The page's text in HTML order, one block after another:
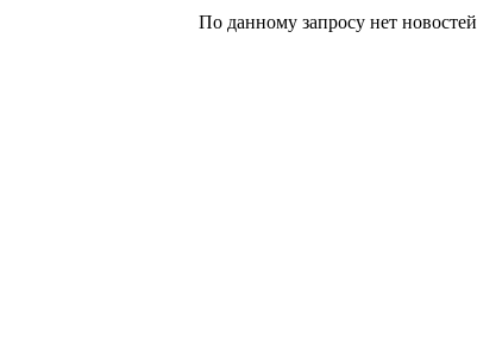
По данному запросу нет новостей